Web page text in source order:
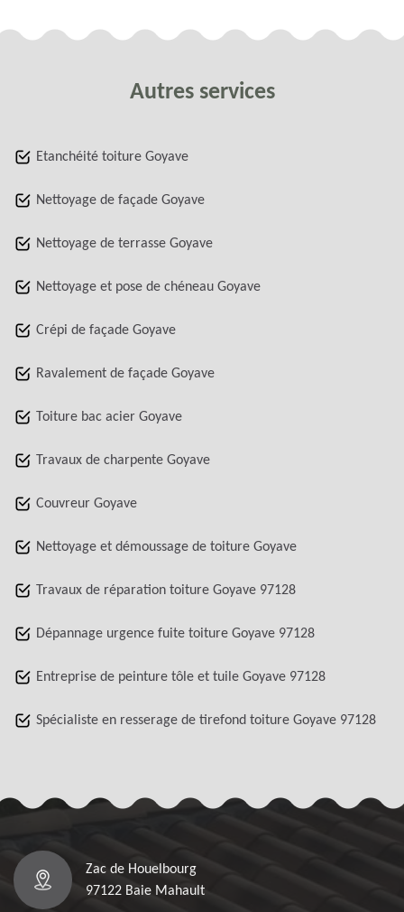
Autres services
Etanchéité toiture Goyave
Nettoyage de façade Goyave
Nettoyage de terrasse Goyave
Nettoyage et pose de chéneau Goyave
Crépi de façade Goyave
Ravalement de façade Goyave
Toiture bac acier Goyave
Travaux de charpente Goyave
Couvreur Goyave
Nettoyage et démoussage de toiture Goyave
Travaux de réparation toiture Goyave 97128
Dépannage urgence fuite toiture Goyave 97128
Entreprise de peinture tôle et tuile Goyave 97128
Spécialiste en resserage de tirefond toiture Goyave 97128
Zac de Houelbourg
97122 Baie Mahault